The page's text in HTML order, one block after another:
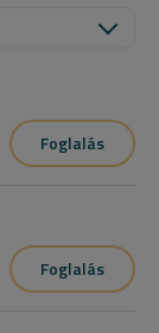
Foglalás
Foglalás